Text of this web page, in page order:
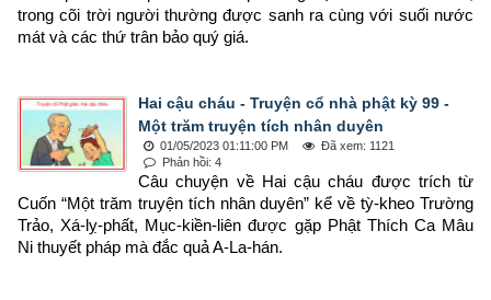
trong cõi trời người thường được sanh ra cùng với suối nước
mát và các thứ trân bảo quý giá.
Hai cậu cháu - Truyện cổ nhà phật kỳ 99 -
Một trăm truyện tích nhân duyên
01/05/2023 01:11:00 PM
Đã xem: 1121
Phản hồi: 4
Câu chuyện về Hai cậu cháu được trích từ
Cuốn “Một trăm truyện tích nhân duyên” kể về tỳ-kheo Trường
Trảo, Xá-lỵ-phất, Mục-kiền-liên được gặp Phật Thích Ca Mâu
Ni thuyết pháp mà đắc quả A-La-hán.